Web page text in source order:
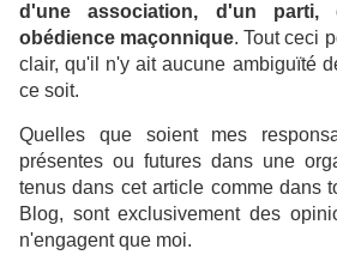
d'une association, d'un parti,
obédience maçonnique.Tout ceci
clair, qu'il n'y ait aucune ambiguïté
ce soit.
Quelles que soient mes
présentes ou futures dans une
tenus dans cet article comme dans
Blog, sont exclusivement des
n'engagent que moi.